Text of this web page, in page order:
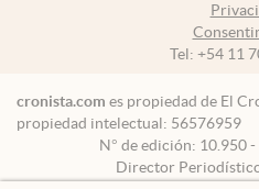
Tel: +54 11
cronista.com es propiedad de El
propiedad intelectual: 56576959
N° de edición: 10.950
Director